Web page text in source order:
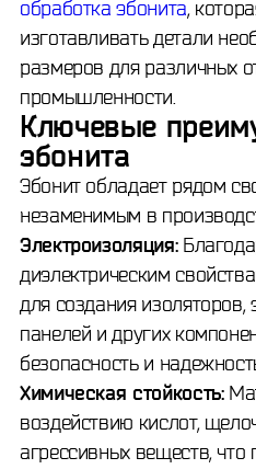
обработка эбонита,
изготавливать детали
размеров для различных
промышленности.
Ключевые
эбонита
Эбонит обладает рядом
незаменимым в
Электроизоляция:
диэлектрическим
для создания изоляторов,
панелей и других
безопасность и
Химическая стойкость:
воздействию кислот,
агрессивных веществ, что